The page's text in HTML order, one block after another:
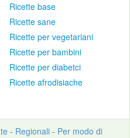
Ricette base
Ricette sane
Ricette per vegetariani
Ricette per bambini
Ricette per diabetci
Ricette afrodisiache
- Regionali - Per modo di